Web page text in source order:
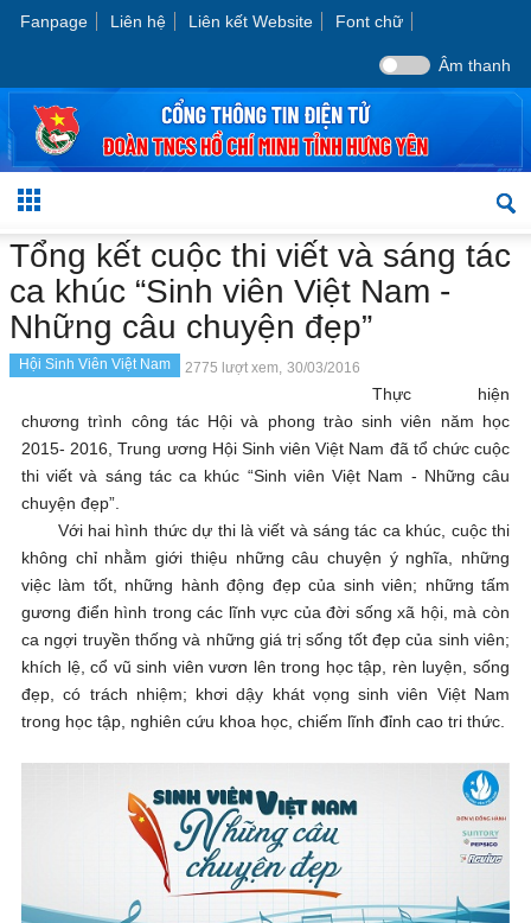
Fanpage Liên hệ Liên kết Website Font chữ
Âm thanh
Tổng kết cuộc thi viết và sáng tác
ca khúc “Sinh viên Việt Nam -
Những câu chuyện đẹp”
Hội Sinh Viên Việt Nam 2775 lượt xem, 30/03/2016
Thực hiện
chương trình công tác Hội và phong trào sinh viên năm học
2015- 2016, Trung ương Hội Sinh viên Việt Nam đã tổ chức cuộc
thi viết và sáng tác ca khúc “Sinh viên Việt Nam - Những câu
chuyện đẹp”.
Với hai hình thức dự thi là viết và sáng tác ca khúc, cuộc thi
không chỉ nhằm giới thiệu những câu chuyện ý nghĩa, những
việc làm tốt, những hành động đẹp của sinh viên; những tấm
gương điển hình trong các lĩnh vực của đời sống xã hội, mà còn
ca ngợi truyền thống và những giá trị sống tốt đẹp của sinh viên;
khích lệ, cổ vũ sinh viên vươn lên trong học tập, rèn luyện, sống
đẹp, có trách nhiệm; khơi dậy khát vọng sinh viên Việt Nam
trong học tập, nghiên cứu khoa học, chiếm lĩnh đỉnh cao tri thức.